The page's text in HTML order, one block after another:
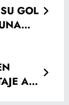
GOL
A